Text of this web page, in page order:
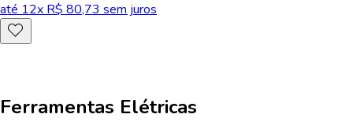
até 12x R$ 80,73 sem juros
Ferramentas Elétricas